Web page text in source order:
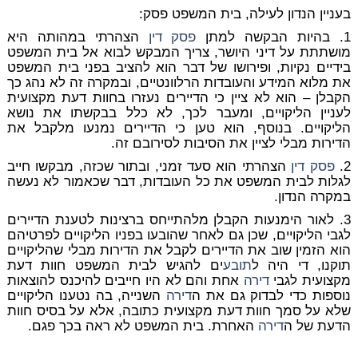
בעניין הנדון לעילה, בית המשפט פסק:
1. בהיות הבקשה למתן
פסק דין הצהרתי במהותה היא
מושתתת על דיני היושר, צריך המבקש לבוא אל בית המשפט
בידיים נקיות, ופירושו של דבר הוא להציב בפני בית המשפט
את מלוא המידע והעובדות הרלוונטיים, ובמקרה זה לא נהג כך
הקבלן – הוא לא ציין כי הדיירים נעזרו בחוות דעת מקצועית
לעניין הליקויים, ומעבר לכך, לא כלל בבקשתו את נושא
הליקויים. בנוסף, הוא טען כי הדיירים נמנעו מלקבל את
הדירות מבלי לציין את הסיבות לסירובם זה.
2.
פסק דין הצהרתי הוא סעד זמני, ובתור שכזה, מבקשו חייב
לגלות לבית המשפט את כל העובדות, דבר שכאמור לא נעשה
במקרה הנדון.
3. לאור הימנעות הקבלן מלהתייחס ברצינות לטענת הדיירים
לגבי הליקויים, שכן גם לאחר שהובעו בפניו הליקויים לפרטיהם
הוא הזמין שוב את הדיירים לקבל את הדירות מבלי שהליקויים
תוקנו, די היה לתובעים להגיש לבית המשפט חוות דעת
מקצועית לגבידירה אחת והם לא היו חייבים להיכנס להוצאות
נוספות כדי לבדוק גם את הדירה השנייה, בה נטענו הליקויים
שלא על סמך חוות דעת מקצועית כתובה, אלא על בסיס חוות
הדעת של הדירה האחרת. בית המשפט לא ראה בכך פגם.